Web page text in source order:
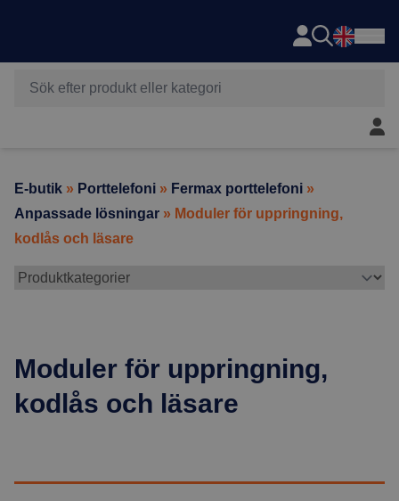
Mitt
E-butik » Porttelefoni » Fermax porttelefoni »
Anpassade lösningar » Moduler för uppringning,
kodlås och läsare
Moduler för uppringning,
kodlås och läsare